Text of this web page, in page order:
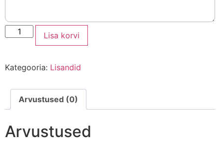
Lisa korvi
Kategooria: Lisandid
Arvustused (0)
Arvustused